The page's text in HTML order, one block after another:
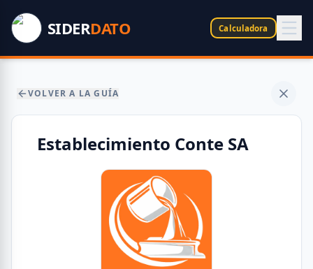
SIDERDATO Calculadora
VOLVER A LA GUÍA
Establecimiento Conte SA